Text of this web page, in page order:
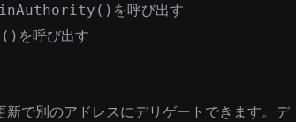
を呼び出す
を呼び出す
で別のアドレスにデリゲートできます。デ